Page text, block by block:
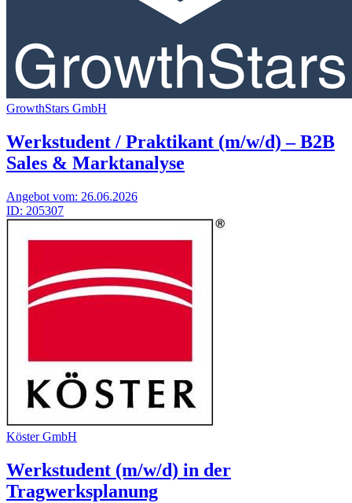
GrowthStars GmbH
Werkstudent / Praktikant (m/w/d) – B2B
Sales & Marktanalyse
Angebot vom: 26.06.2026
ID: 205307
Kös­ter GmbH
Werkstudent (m/w/d) in der
Tragwerksplanung